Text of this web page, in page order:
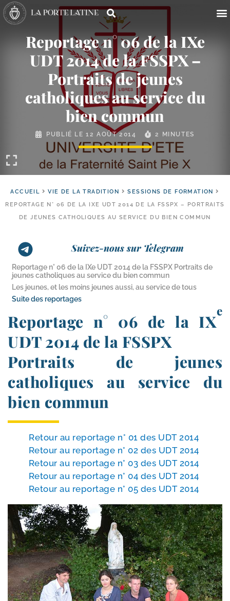
Reportage n° 06 de la IXe
UDT 2014 de la FSSPX –
Portraits de jeunes
catholiques au service du
bien commun
PUBLIÉ LE12 AOÛT 2014 2 MINUTES
ACCUEIL VIE DE LA TRADITION
SESSIONS DE FORMATION
REPORTAGE N° 06 DE LA IXE UDT 2014 DE LA FSSPX – PORTRAITS
DE JEUNES CATHOLIQUES AU SERVICE DU BIEN COMMUN
Suivez-nous sur Telegram
Reportage n° 06 de la IXe UDT 2014 de la FSSPX Portraits de
jeunes catholiques au service du bien commun
Les jeunes, et les moins jeunes aussi, au service de tous
Suite des reportages
Reportage n° 06 de la IX
e
UDT 2014 de la FSSPX
Portraits de jeunes
catholiques au service du
bien commun
Retour au repor­tage n° 01 des UDT 2014
Retour au repor­tage n° 02 des UDT 2014
Retour au repor­tage n° 03 des UDT 2014
Retour au repor­tage n° 04 des UDT 2014
Retour au repor­tage n° 05 des UDT 2014